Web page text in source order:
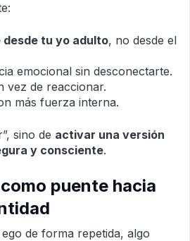
desde tu yo adulto, no desde el
emocional sin desconectarte.
vez de reaccionar.
más fuerza interna.
sino de activar una versión
y consciente.
puente hacia
de forma repetida, algo